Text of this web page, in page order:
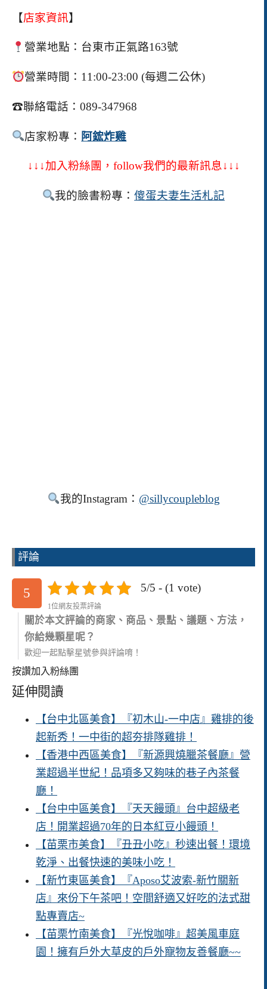
【店家資訊】
營業地點： 台東市正氣路163號
營業時間：11:00-23:00 (每週二公休)
☎聯絡電話：089-347968
店家粉專： 阿鋐炸雞
↓↓↓加入粉絲團，follow我們的最新訊息↓↓↓
我的臉書粉專：傻蛋夫妻生活札記
我的Instagram： @sillycoupleblog
評論
5 5/5 - (1 vote)
1位網友投票評論
關於本文評論的商家、商品、景點、議題、方法，
你給幾顆星呢？
歡迎一起點擊星號參與評論唷！
按讚加入粉絲團
延伸閱讀
【台中北區美食】『初木山-一中店』雞排的後
起新秀！一中街的超夯排隊雞排！
【香港中西區美食】『新源興燒臘茶餐廳』營
業超過半世紀！品項多又夠味的巷子內茶餐
廳！
【台中中區美食】『天天饅頭』台中超級老
店！開業超過70年的日本紅豆小饅頭！
【苗栗市美食】『丑丑小吃』秒速出餐！環境
乾淨、出餐快速的美味小吃！
【新竹東區美食】『Aposo艾波索-新竹關新
店』來份下午茶吧！空間舒適又好吃的法式甜
點專賣店~
【苗栗竹南美食】『光悅咖啡』超美風車庭
園！擁有戶外大草皮的戶外寵物友善餐廳~~